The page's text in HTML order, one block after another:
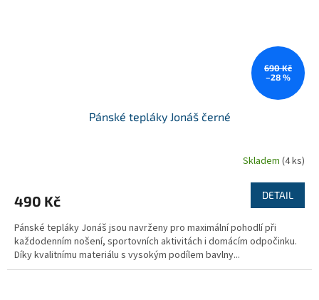
690 Kč
–28 %
Pánské tepláky Jonáš černé
Skladem (4 ks)
490 Kč DETAIL
Pánské tepláky Jonáš jsou navrženy pro maximální pohodlí při
každodenním nošení, sportovních aktivitách i domácím odpočinku.
Díky kvalitnímu materiálu s vysokým podílem bavlny...